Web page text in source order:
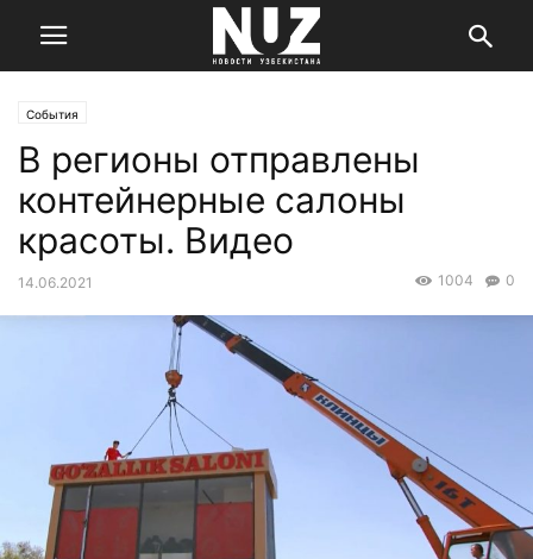
События
В регионы отправлены
контейнерные салоны
красоты. Видео
14.06.2021 0
1004